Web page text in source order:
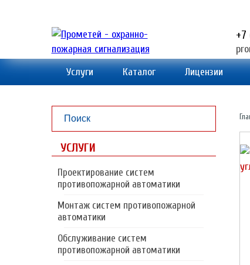
+7
Услуги Каталог Лицензии
УСЛУГИ
Проектирование систем
противопожарной автоматики
Монтаж систем противопожарной
автоматики
Обслуживание систем
противопожарной автоматики